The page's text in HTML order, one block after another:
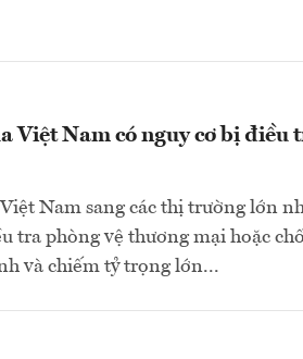
Việt Nam có nguy cơ bị điều
Nam sang các thị trường lớn
tra phòng vệ thương mại hoặc
và chiếm tỷ trọng lớn...